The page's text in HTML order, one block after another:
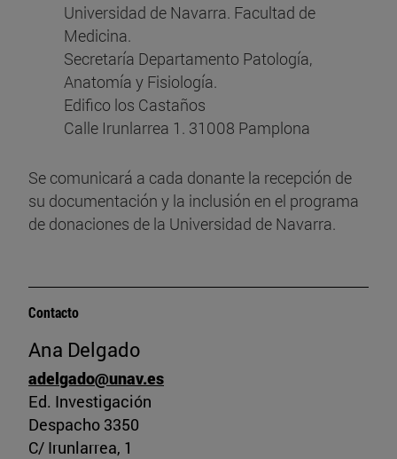
Universidad de Navarra. Facultad de
Medicina.
Secretaría Departamento Patología,
Anatomía y Fisiología.
Edifico los Castaños
Calle Irunlarrea 1. 31008 Pamplona
Se comunicará a cada donante la recepción de
su documentación y la inclusión en el programa
de donaciones de la Universidad de Navarra.
Contacto
Ana Delgado
adelgado@unav.es
Ed. Investigación
Despacho 3350
C/ Irunlarrea, 1